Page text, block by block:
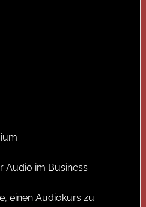
Audio im Business
einen Audiokurs zu